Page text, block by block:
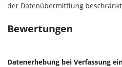
der Datenübermittlung
Bewertungen
Datenerhebung bei Verfassung